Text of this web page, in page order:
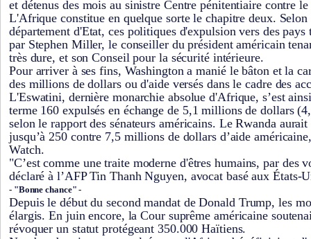
et détenus des mois au sinistre Centre pénitentiaire contre
L'Afrique constitue en quelque sorte le chapitre deux. Selon
département d'Etat, ces politiques d'expulsion vers des pays
par Stephen Miller, le conseiller du président américain
très dure, et son Conseil pour la sécurité intérieure.
Pour arriver à ses fins, Washington a manié le bâton et la
des millions de dollars ou d'aide versés dans le cadre des
L'Eswatini, dernière monarchie absolue d'Afrique, s’est
terme 160 expulsés en échange de 5,1 millions de dollars
selon le rapport des sénateurs américains. Le Rwanda
jusqu’à 250 contre 7,5 millions de dollars d’aide
Watch.
"C’est comme une traite moderne d'êtres humains, par des
déclaré à l’AFP Tin Thanh Nguyen, avocat basé aux États-
- "Bonne chance" -
Depuis le début du second mandat de Donald Trump, les
élargis. En juin encore, la Cour suprême américaine
révoquer un statut protégeant 350.000 Haïtiens.